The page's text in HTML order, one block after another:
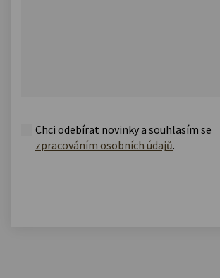
Chci odebírat novinky a souhlasím se
zpracováním osobních údajů.